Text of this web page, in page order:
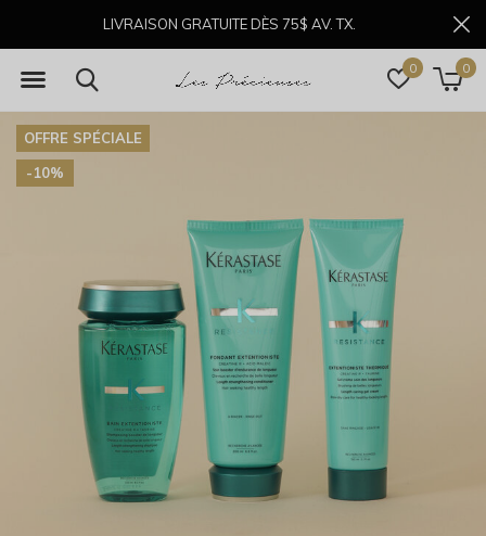
0 0
LIVRAISON GRATUITE DÈS 75$ AV. TX.
OFFRE SPÉCIALE
-10%